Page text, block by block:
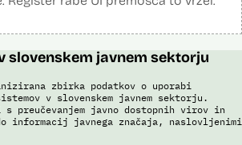
telekomunikacijskega sistema policije
telekomunikacijskega sistema policije
podstran VeriLook
report 2020 za Slovenijo
dostop do informacij javnega značaja
ponudbe
slovenskem javnem sektorju
zbirka podatkov o uporabi
v slovenskem javnem sektorju.
s preučevanjem javno dostopnih virov in
informacij javnega značaja, naslovljenimi